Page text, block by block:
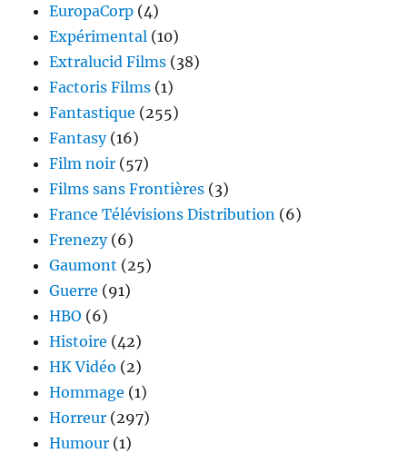
EuropaCorp (4)
Expérimental (10)
Extralucid Films (38)
Factoris Films (1)
Fantastique (255)
Fantasy(16)
Film noir (57)
Films sans Frontières (3)
France Télévisions Distribution (6)
Frenezy(6)
Gaumont (25)
Guerre (91)
HBO (6)
Histoire (42)
HK Vidéo (2)
Hommage (1)
Horreur (297)
Humour (1)